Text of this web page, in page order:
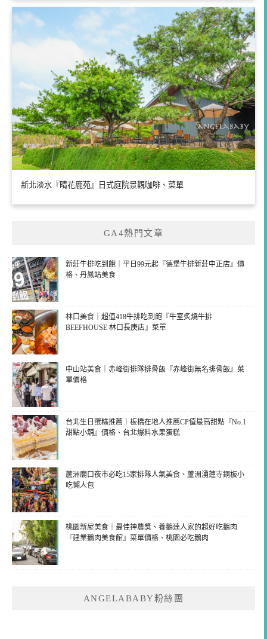
新北淡水『晴花鹿苑』日式庭院景觀咖啡、菜單
GA4熱門文章
新莊牛排吃到飽｜平日99元起『德堡牛排新莊中正店』價
格、丹鳳站美食
林口美食｜超值418牛排吃到飽『牛室炙燒牛排
BEEFHOUSE 林口長庚店』菜單
中山站美食｜赤峰街排隊排骨飯『赤峰街無名排骨飯』菜
單價格
台北生日蛋糕推薦｜板橋在地人推薦CP值最高甜點『No.1
甜點小舖』價格、台北爆料水果蛋糕
蘆洲廟口夜市必吃15家排隊人氣美食、蘆洲湧蓮寺銅板小
吃懶人包
桃園新屋美食｜最佳神農獎、養鵝達人家的超好吃鵝肉
『建業鵝肉美食館』菜單價格、桃園必吃鵝肉
ANGELABABY粉絲團